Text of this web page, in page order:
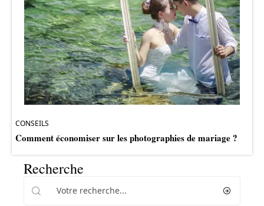
CONSEILS
Comment économiser sur les photographies de mariage ?
Recherche